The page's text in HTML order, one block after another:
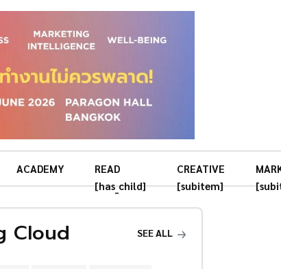
ACADEMY
READ
[has_child]
CREATIVE
[subitem]
Cloud SEE ALL